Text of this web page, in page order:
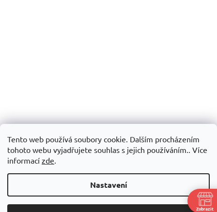
Tento web používá soubory cookie. Dalším procházením
tohoto webu vyjadřujete souhlas s jejich používáním.. Více
informací zde.
Nastavení
Zobrazit